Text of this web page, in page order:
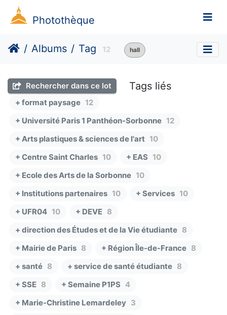
Photothèque
Albums Tag 12 hall
Rechercher dans ce lot Tags liés
+ format paysage 12
+ Université Paris 1 Panthéon-Sorbonne 12
+ Arts plastiques & sciences de l'art 10
+ Centre Saint Charles 10 + EAS 10
+ Ecole des Arts de la Sorbonne 10
+ Institutions partenaires 10 + Services 10
+ UFR04 10 + DEVE 8
+ direction des Études et de la Vie étudiante 8
+ Mairie de Paris 8 + Région Île-de-France 8
+ santé 8 + service de santé étudiante 8
+ SSE 8 + Semaine P1PS 4
+ Marie-Christine Lemardeley 3